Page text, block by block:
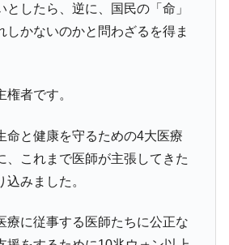
としたら、逆に、国民の「命」
しかないのかと問わざるを得ま
権者です。
命と健康を守るための4大医療
、これまで医師が主張してきた
みました。
療に従事する医師たちに公正な